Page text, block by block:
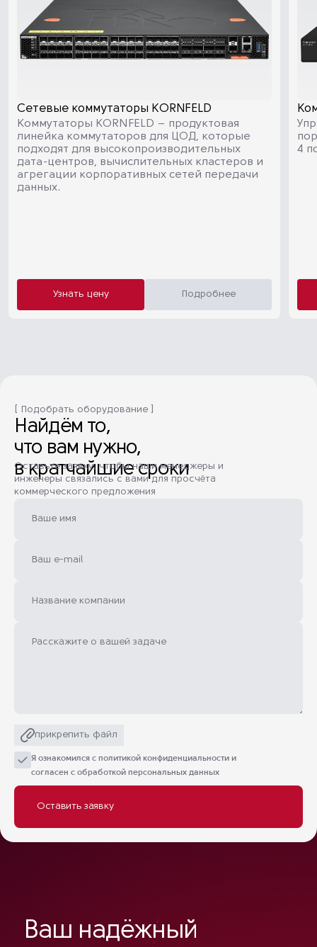
Сетевые коммутаторы KORNFELD
Коммутаторы KORNFELD – продуктовая
линейка коммутаторов для ЦОД, которые
подходят для высокопроизводительных
дата-центров, вычислительных кластеров и
агрегации корпоративных сетей передачи
данных.
Узнать цену Подробнее
4
[ Подобрать оборудование ]
Найдём то,
что вам нужно,
в кратчайшие сроки
Оставьте заявку, чтобы наши менеджеры и
инженеры связались с вами для просчёта
коммерческого предложения
прикрепить файл
Я ознакомился с политикой конфиденциальности и
согласен с обработкой персональных данных
Ваш надёжный